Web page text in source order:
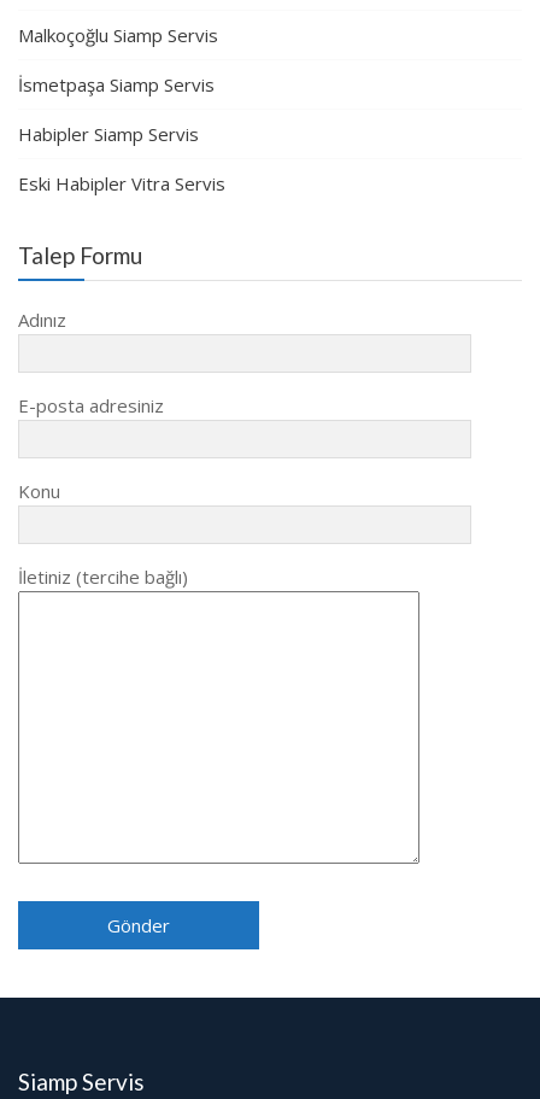
Malkoçoğlu Siamp Servis
İsmetpaşa Siamp Servis
Habipler Siamp Servis
Eski Habipler Vitra Servis
Talep Formu
Adınız
E-posta adresiniz
Konu
İletiniz (tercihe bağlı)
Siamp Servis